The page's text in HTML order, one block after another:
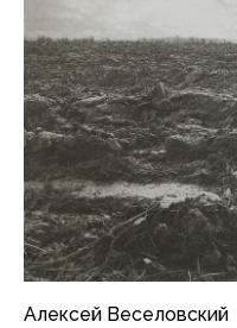
Алексей Веселовский